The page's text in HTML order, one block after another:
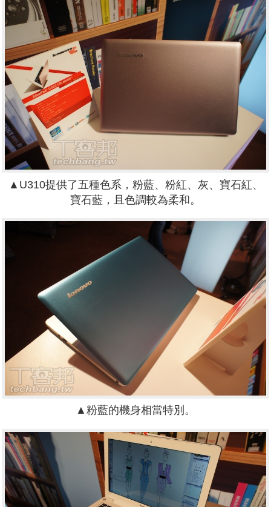
▲U310提供了五種色系，粉藍、粉紅、灰、寶石紅、
寶石藍，且色調較為柔和。
▲粉藍的機身相當特別。